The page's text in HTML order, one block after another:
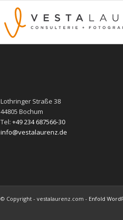
Lothringer Straße 38
44805 Bochum
Tel: +49 234 687566-30
info@vestalaurenz.de
© Copyright - vestalaurenz.com - Enfold